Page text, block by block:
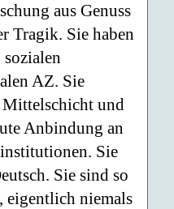
aus Genuss
Tragik. Sie haben
AZ. Sie
Mittelschicht und
Anbindung an
Sie
Sie sind so
eigentlich niemals